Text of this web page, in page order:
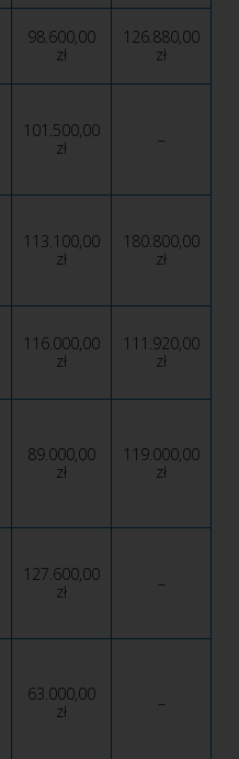
98.600,00
zł
126.880,00
zł
101.500,00
zł
–
113.100,00
zł
180.800,00
zł
116.000,00
zł
111.920,00
zł
89.000,00
zł
119.000,00
zł
127.600,00
zł
–
63.000,00
zł
–